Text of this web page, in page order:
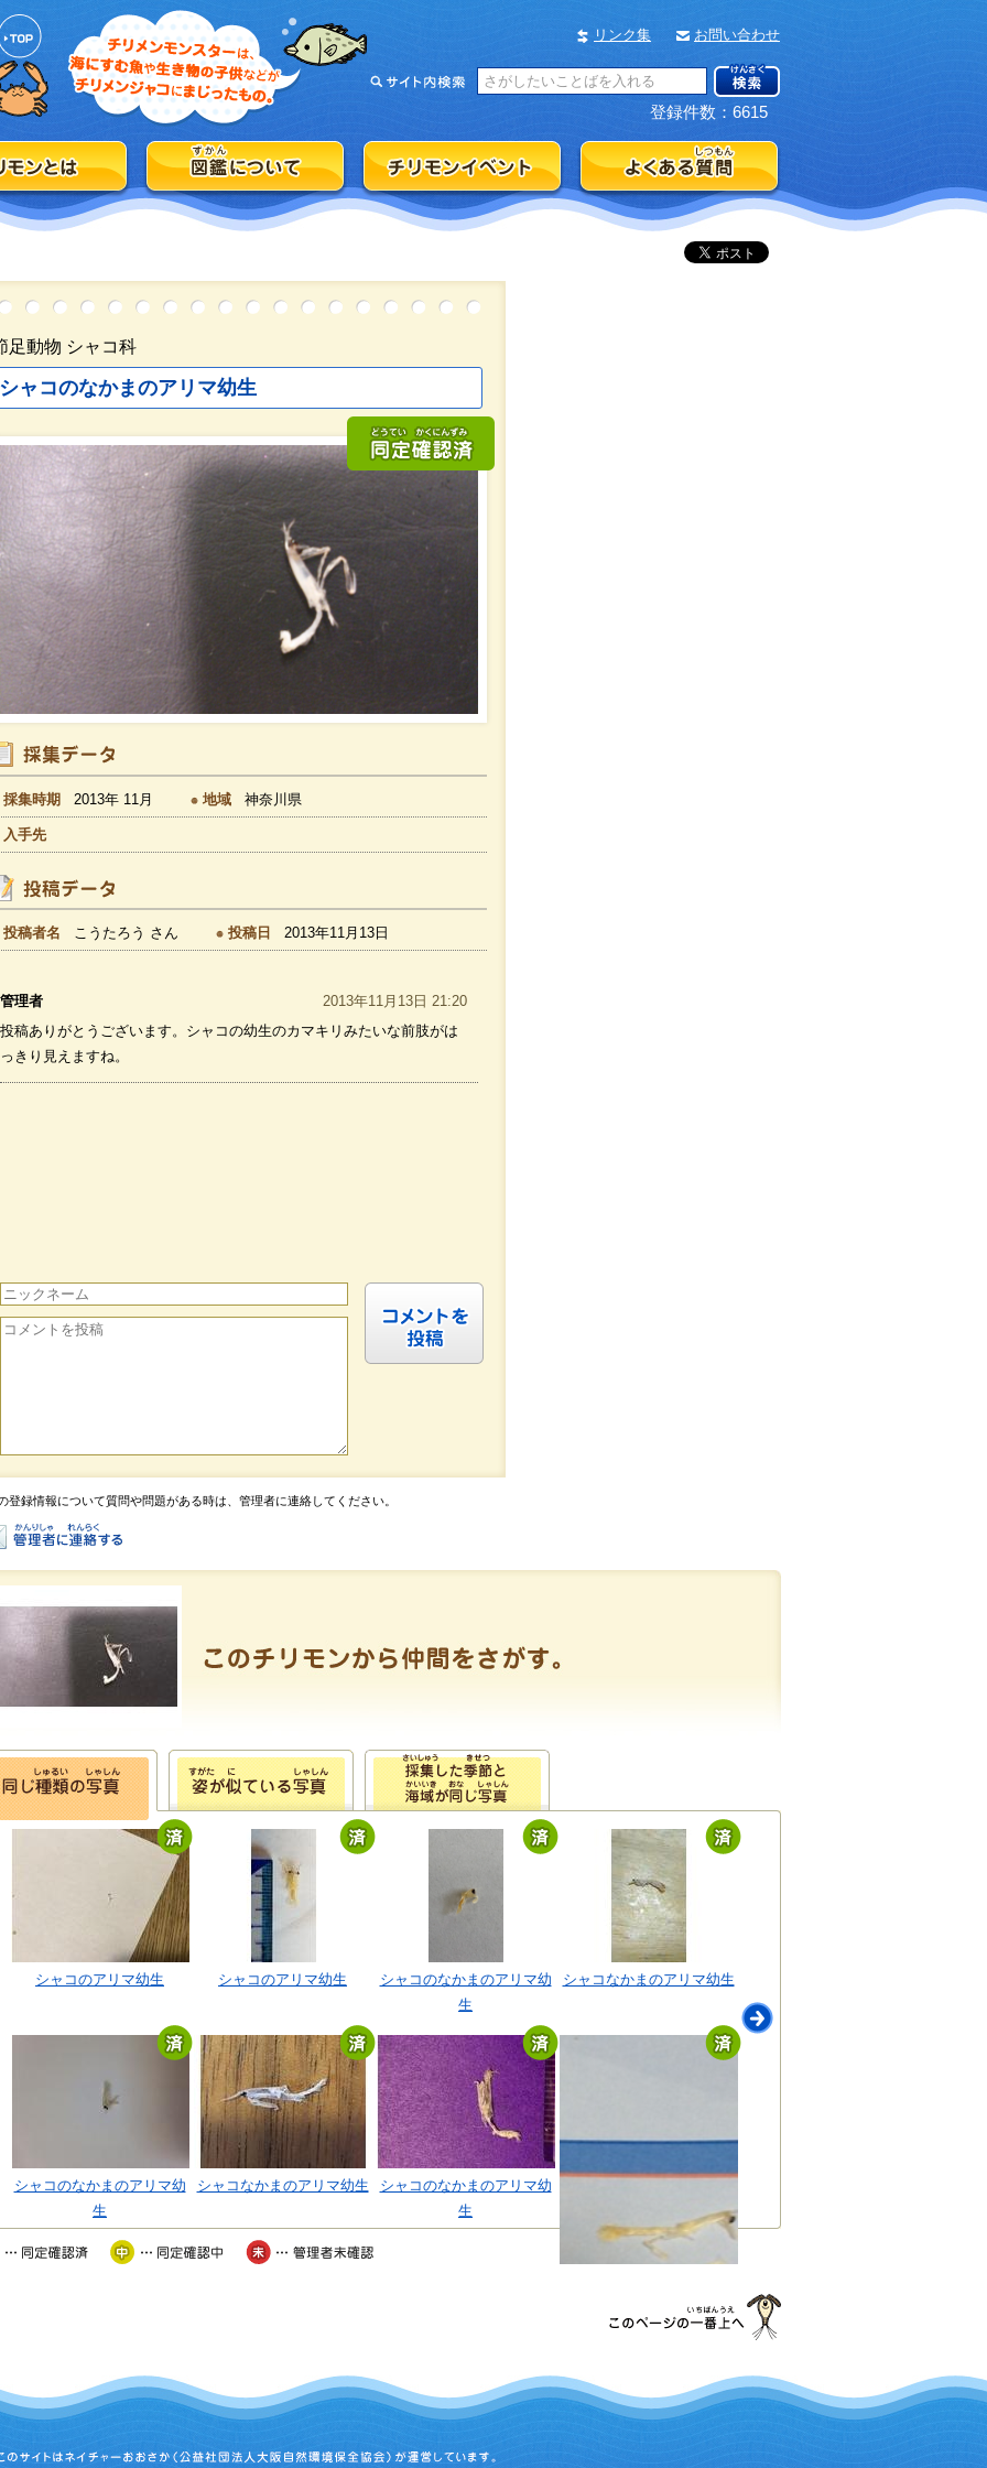
リンク集 お問い合わせ
登録件数：6615
足動物 シャコ科
シャコのなかまのアリマ幼生
採集時期 2013年 11月 地域 神奈川県
入手先
投稿者名 こうたろう さん 投稿日 2013年11月13日
管理者
2013年11月13日 21:20
投稿ありがとうございます。シャコの幼生のカマキリみたいな前肢がは
っきり見えますね。
登録情報について質問や問題がある時は、管理者に連絡してください。
シャコのアリマ幼生 シャコのアリマ幼生
シャコのなかまのアリマ幼
生
シャコなかまのアリマ幼生
シャコのなかまのアリマ幼
生
シャコなかまのアリマ幼生
シャコのなかまのアリマ幼
生